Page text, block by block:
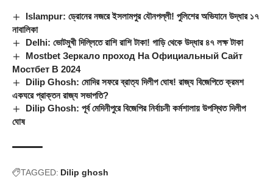
Islampur: ড্রোনের নজরে ইসলামপুর যৌনপল্লী! পুলিশের অভিযানে উদ্ধার ১৭
নাবালিকা
Delhi: ভোটমুখী দিল্লিতে রাশি রাশি টাকা! গাড়ি থেকে উদ্ধার ৪৭ লক্ষ টাকা
Mostbet Зеркало проход На Официальный Сайт
Мостбет В 2024
Dilip Ghosh: মোদির সফরে ব্রাত্য দিলীপ ঘোষ! রাজ্য বিজেপিতে ক্রমশ
একঘরে প্রাক্তন রাজ্য সভাপতি?
Dilip Ghosh: পূর্ব মেদিনীপুরে বিজেপির নির্বাচনী কর্মশালায় উপস্থিত দিলীপ
ঘোষ
TAGGED: Dilip ghosh